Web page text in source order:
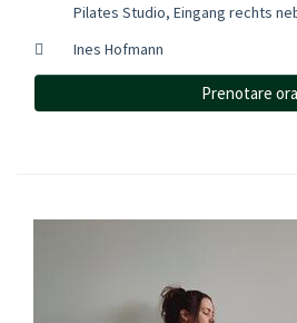
Pilates Studio, Eingang rechts
Ines Hofmann
Prenotare ora